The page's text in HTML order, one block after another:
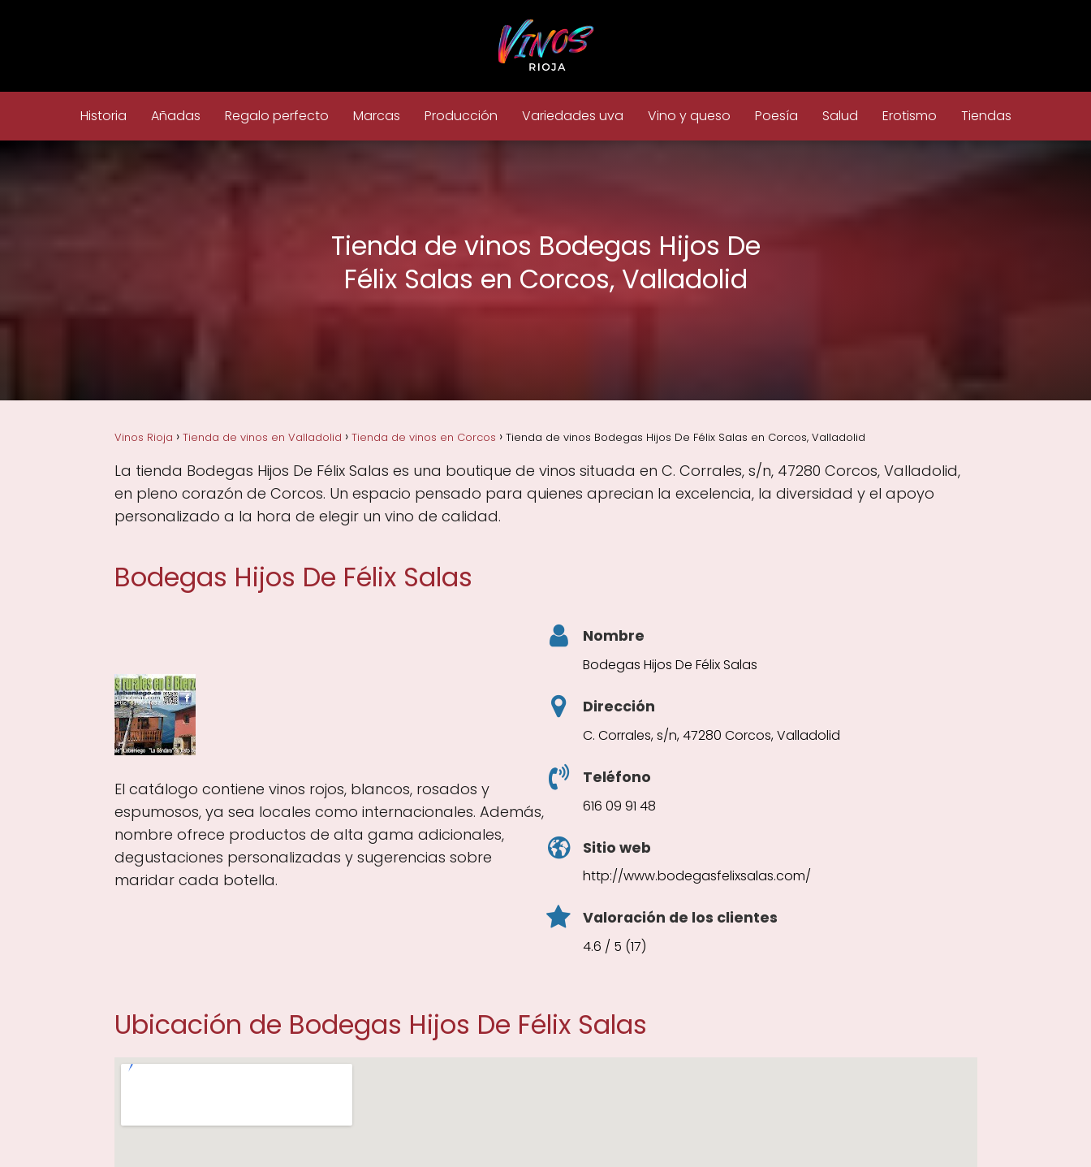
Historia Añadas Regalo perfecto Marcas Producción Variedades uva Vino y queso Poesía Salud Erotismo Tiendas
Tienda de vinos Bodegas Hijos De
Félix Salas en Corcos, Valladolid
Vinos Rioja Tienda de vinos en Valladolid Tienda de vinos en Corcos Tienda de vinos Bodegas Hijos De Félix Salas en Corcos, Valladolid
La tienda Bodegas Hijos De Félix Salas es una boutique de vinos situada en C. Corrales, s/n, 47280 Corcos, Valladolid,
en pleno corazón de Corcos. Un espacio pensado para quienes aprecian la excelencia, la diversidad y el apoyo
personalizado a la hora de elegir un vino de calidad.
Bodegas Hijos De Félix Salas
El catálogo contiene vinos rojos, blancos, rosados y
espumosos, ya sea locales como internacionales. Además,
nombre ofrece productos de alta gama adicionales,
degustaciones personalizadas y sugerencias sobre
maridar cada botella.
Nombre
Bodegas Hijos De Félix Salas
Dirección
C. Corrales, s/n, 47280 Corcos, Valladolid
Teléfono
616 09 91 48
Sitio web
http://www.bodegasfelixsalas.com/
Valoración de los clientes
4.6 / 5 (17)
Ubicación de Bodegas Hijos De Félix Salas